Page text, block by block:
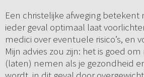
Een christelijke afweging betekent
ieder geval optimaal laat
medici over eventuele risico’s, en
Mijn advies zou zijn: het is goed
(laten) nemen als je gezondheid